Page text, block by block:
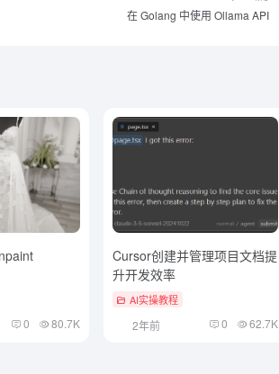
在 Golang 中使用 Ollama API
0 80.7K
Cursor创建并管理项目文档提
升开发效率
AI实操教程
2年前 0 62.7K